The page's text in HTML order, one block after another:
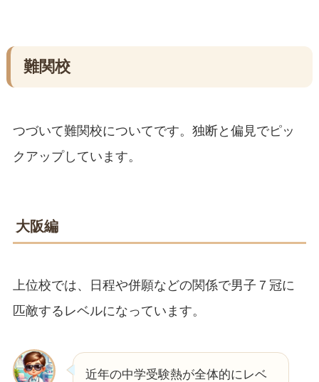
難関校
つづいて難関校についてです。独断と偏見でピッ
クアップしています。
大阪編
上位校では、日程や併願などの関係で男子７冠に
匹敵するレベルになっています。
近年の中学受験熱が全体的にレベ